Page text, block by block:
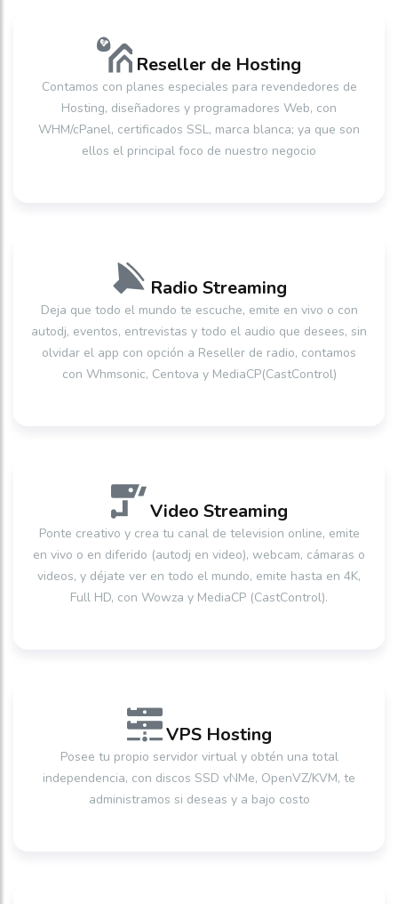
Reseller de Hosting
Contamos con planes especiales para revendedores de
Hosting, diseñadores y programadores Web, con
WHM/cPanel, certificados SSL, marca blanca; ya que son
ellos el principal foco de nuestro negocio
Radio Streaming
Deja que todo el mundo te escuche, emite en vivo o con
autodj, eventos, entrevistas y todo el audio que desees, sin
olvidar el app con opción a Reseller de radio, contamos
con Whmsonic, Centova y MediaCP(CastControl)
Video Streaming
Ponte creativo y crea tu canal de television online, emite
en vivo o en diferido (autodj en video), webcam, cámaras o
videos, y déjate ver en todo el mundo, emite hasta en 4K,
Full HD, con Wowza y MediaCP (CastControl).
VPS Hosting
Posee tu propio servidor virtual y obtén una total
independencia, con discos SSD vNMe, OpenVZ/KVM, te
administramos si deseas y a bajo costo